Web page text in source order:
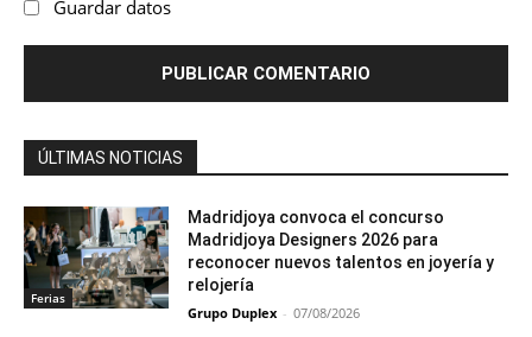
Guardar datos
ÚLTIMAS NOTICIAS
Ferias
Madridjoya convoca el concurso
Madridjoya Designers 2026 para
reconocer nuevos talentos en joyería y
relojería
Grupo Duplex - 07/08/2026